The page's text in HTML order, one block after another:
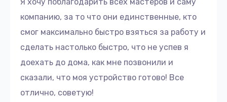
Как связаться с нами
Если вам необходим ремонт серверов Dell,
пожалуйста, свяжитесь с нами по телефону +7
(499) 229-21-87 или посетите наш офис по адресу
компанию, за то что они единственные, кто
смог максимально быстро взяться за работу и
сделать настолько быстро, что не успев я
доехать до дома, как мне позвонили и
сказали, что моя устройство готово! Все
отлично, советую!